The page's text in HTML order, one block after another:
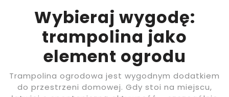
Wybieraj wygodę:
trampolina jako
element ogrodu
Trampolina ogrodowa jest wygodnym dodatkiem
do przestrzeni domowej. Gdy stoi na miejscu,